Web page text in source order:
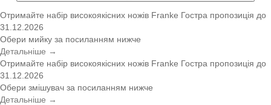
Отримайте набір високоякісних ножів Franke Гостра пропозиція до
31.12.2026
Обери мийку за посиланням нижче
Детальніше →
Отримайте набір високоякісних ножів Franke Гостра пропозиція до
31.12.2026
Обери змішувач за посиланням нижче
Детальніше →